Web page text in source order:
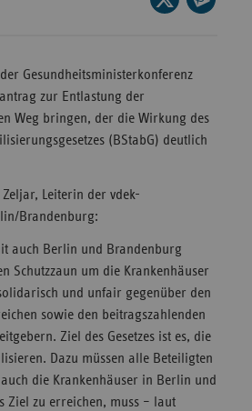
auf
Gesundheitsministerkonferenz
zur Entlastung der
Weg bringen, der die Wirkung des
(BStabG) deutlich
Leiterin der vdek-
Brandenburg:
auch Berlin und Brandenburg
Schutzzaun um die Krankenhäuser
und unfair gegenüber den
sowie den beitragszahlenden
Ziel des Gesetzes ist es, die
Dazu müssen alle Beteiligten
die Krankenhäuser in Berlin und
Ziel zu erreichen, muss – laut